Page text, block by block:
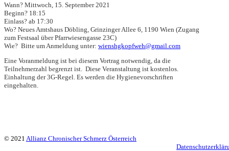
Wann? Mittwoch, 15. September 2021
Beginn? 18:15
Einlass? ab 17:30
Wo? Neues Amtshaus Döbling, Grinzinger Allee 6, 1190 Wien (Zugang
zum Festsaal über Pfarrwiesengasse 23C)
Wie? Bitte um Anmeldung unter: wienshgkopfweh@gmail.com
Eine Voranmeldung ist bei diesem Vortrag notwendig, da die
Teilnehmerzahl begrenzt ist. Diese Veranstaltung ist kostenlos.
Einhaltung der 3G-Regel. Es werden die Hygienevorschriften
eingehalten.
© 2021 Allianz Chronischer Schmerz Österreich